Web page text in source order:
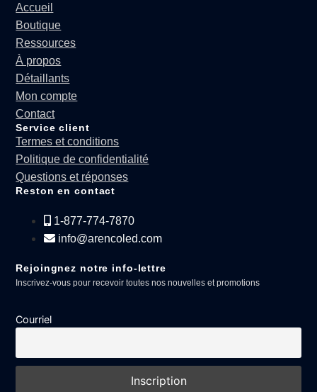
Accueil
Boutique
Ressources
À propos
Détaillants
Mon compte
Contact
Service client
Termes et conditions
Politique de confidentialité
Questions et réponses
Reston en contact
1-877-774-7870
info@arencoled.com
Rejoingnez notre info-lettre
Inscrivez-vous pour recevoir toutes nos nouvelles et promotions
Courriel